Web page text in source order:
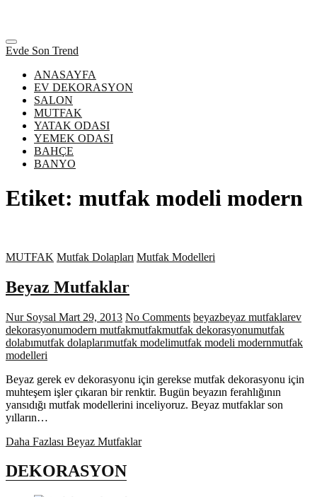
Evde Son Trend
ANASAYFA
EV DEKORASYON
SALON
MUTFAK
YATAK ODASI
YEMEK ODASI
BAHÇE
BANYO
Etiket: mutfak modeli modern
MUTFAK Mutfak Dolapları Mutfak Modelleri
Beyaz Mutfaklar
Nur Soysal Mart 29, 2013 No Comments beyazbeyaz mutfaklarev
dekorasyonumodern mutfakmutfakmutfak dekorasyonumutfak
dolabımutfak dolaplarımutfak modelimutfak modeli modernmutfak
modelleri
Beyaz gerek ev dekorasyonu için gerekse mutfak dekorasyonu için
muhteşem işler çıkaran bir renktir. Bugün beyazın ferahlığının
yansıdığı mutfak modellerini inceliyoruz. Beyaz mutfaklar son
yılların…
Daha Fazlası Beyaz Mutfaklar
DEKORASYON